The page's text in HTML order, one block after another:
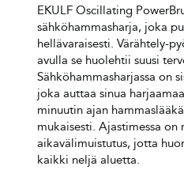
EKULF Oscillating
sähköhammasharja, joka
hellävaraisesti. Värähtely-
avulla se huolehtii suusi
Sähköhammasharjassa on
joka auttaa sinua
minuutin ajan
mukaisesti. Ajastimessa on
aikavälimuistutus, jotta
kaikki neljä aluetta.